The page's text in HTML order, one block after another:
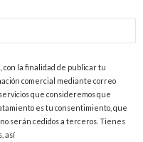
con la finalidad de publicar tu
comercial mediante correo
que consideremos que
es tu consentimiento, que
serán cedidos a terceros. Tienes
así